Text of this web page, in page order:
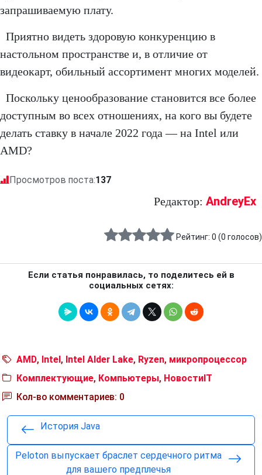
запрашиваемую плату.
Приятно видеть здоровую конкуренцию в
настольном пространстве и, в отличие от
видеокарт, обильный ассортимент многих моделей.
Поскольку ценообразование становится все более
доступным во всех отношениях, на кого вы будете
делать ставку в начале 2022 года — на Intel или
AMD?
Просмотров поста:137
Редактор: AndreyEx
Рейтинг: 0 (0 голосов)
Если статья понравилась, то поделитесь ей в
социальных сетях:
AMD, Intel , Intel Alder Lake, Ryzen, микропроцессор
Комплектующие, Компьютеры, НовостиIT
Кол-во комментариев: 0
История Java
Peloton выпускает браслет сердечного ритма
для вашего предплечья